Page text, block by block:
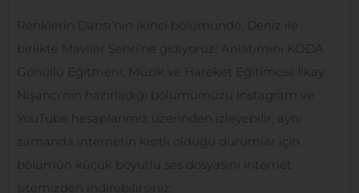
Renklerin Dansı’nın ikinci bölümünde, Deniz ile
birlikte Maviler Şehri’ne gidiyoruz! Anlatımını KODA
Gönüllü Eğitmeni, Müzik ve Hareket Eğitimcisi İlkay
Nişancı’nın hazırladığı bölümümüzü Instagram ve
YouTube hesaplarımız üzerinden izleyebilir, aynı
zamanda internetin kısıtlı olduğu durumlar için
bölümün küçük boyutlu ses dosyasını internet
sitemizden indirebilirsiniz.